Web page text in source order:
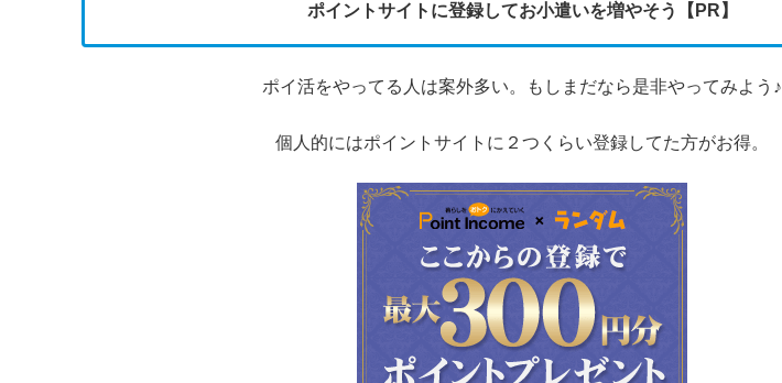
ポイントサイトに登録してお小遣いを増やそう【PR】
ポイ活をやってる人は案外多い。もしまだなら是非やってみよう♪
個人的にはポイントサイトに２つくらい登録してた方がお得。